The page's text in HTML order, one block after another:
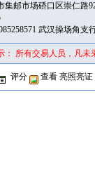
集邮市场硚口区崇仁路
武汉操场角支
： 所有交易人员，凡
评分 查看 亮照亮证